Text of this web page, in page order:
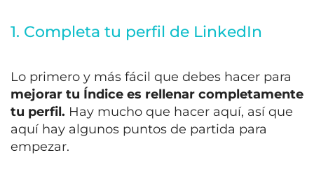
1. Completa tu perfil de LinkedIn
Lo primero y más fácil que debes hacer para
mejorar tu Índice es rellenar completamente
tu perfil. Hay mucho que hacer aquí, así que
aquí hay algunos puntos de partida para
empezar.